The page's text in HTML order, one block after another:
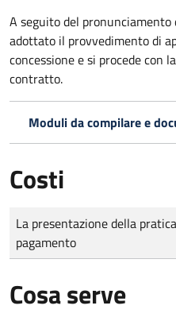
A seguito del
adottato il provvedimento di
concessione e si procede con
contratto.
Moduli da compilare e
Costi
Tipo di pagamento
Importo
La presentazione della
pagamento
Cosa serve